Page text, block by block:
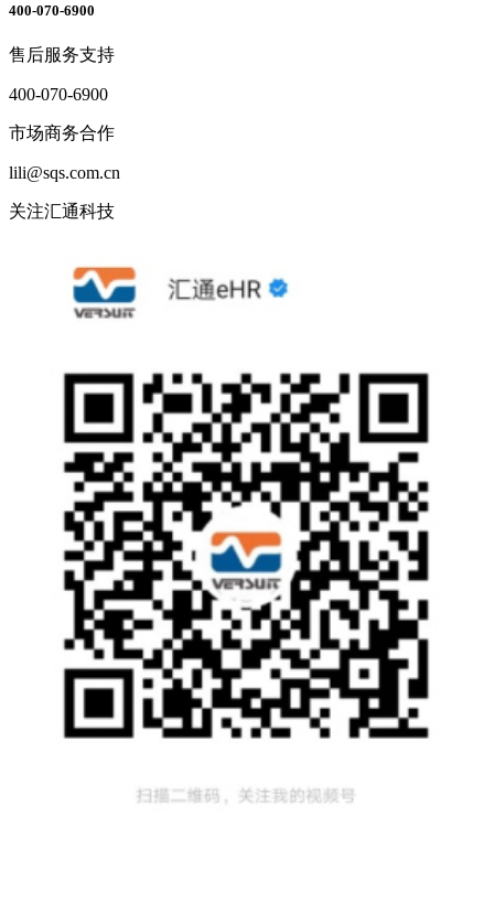
400-070-6900
售后服务支持
400-070-6900
市场商务合作
lili@sqs.com.cn
关注汇通科技